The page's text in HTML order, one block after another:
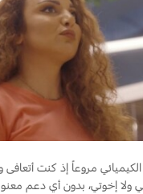
الكيميائي مروعاً إذ كنت
ولا إخوتي، بدون أي دعم